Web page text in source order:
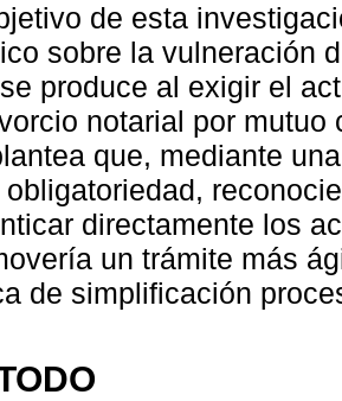
de esta
sobre la vulneración
produce al exigir el
notarial por
que, mediante
obligatoriedad,
directamente los
un trámite más
de simplificación